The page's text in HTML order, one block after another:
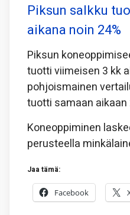
Piksun salkku
aikana noin 24%
Piksun
tuotti viimeisen 3 kk
pohjoismainen
tuotti samaan aikaan
Koneoppiminen
perusteella
Jaa tämä:
Facebook